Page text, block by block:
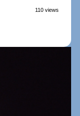
110 views